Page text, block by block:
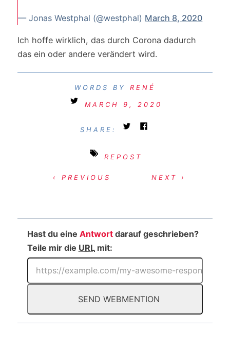
— Jonas Westphal (@westphal) March 8, 2020
Ich hoffe wirklich, das durch Corona dadurch
das ein oder andere verändert wird.
RENÉ
MARCH 9, 2020
SHARE:
REPOST
‹ PREVIOUS NEXT ›
Hast du eineAntwort darauf geschrieben?
Teile mir die URL mit: